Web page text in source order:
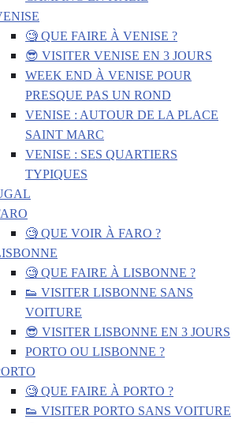
🧐 QUE FAIRE À VENISE ?
😎 VISITER VENISE EN 3 JOURS
WEEK END À VENISE POUR
PRESQUE PAS UN ROND
VENISE : AUTOUR DE LA PLACE
SAINT MARC
VENISE : SES QUARTIERS
TYPIQUES
🧐 QUE VOIR À FARO ?
🧐 QUE FAIRE À LISBONNE ?
👟 VISITER LISBONNE SANS
VOITURE
😎 VISITER LISBONNE EN 3 JOURS
PORTO OU LISBONNE ?
🧐 QUE FAIRE À PORTO ?
👟 VISITER PORTO SANS VOITURE